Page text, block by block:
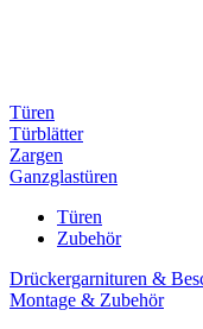
Türen
Türblätter
Zargen
Ganzglastüren
Türen
Zubehör
Drückergarnituren &
Montage & Zubehör